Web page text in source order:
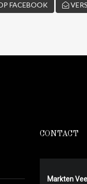
FACEBOOK
CONTACT
Markten